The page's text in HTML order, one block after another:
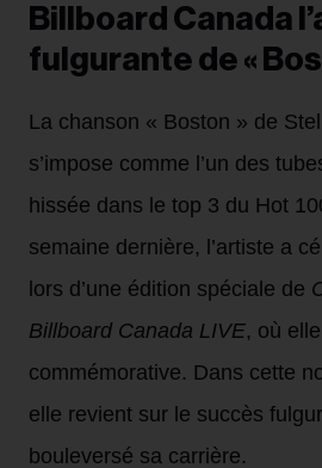
Billboard Canada
fulgurante de «
La chanson « Boston » de
s’impose comme l’un des
hissée dans le top 3 du Hot
semaine dernière, l’artiste a
lors d’une édition spéciale de
Billboard Canada LIVE, où
commémorative. Dans cette
elle revient sur le succès
bouleversé sa carrière.